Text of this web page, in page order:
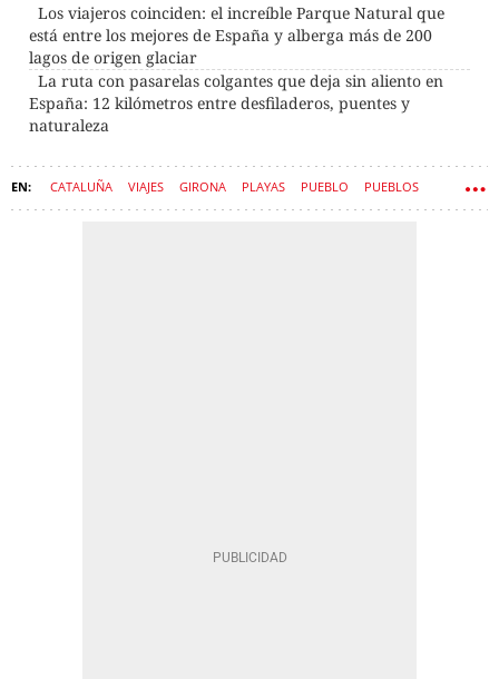
Los viajeros coinciden: el increíble Parque Natural que
está entre los mejores de España y alberga más de 200
lagos de origen glaciar
La ruta con pasarelas colgantes que deja sin aliento en
España: 12 kilómetros entre desfiladeros, puentes y
naturaleza
CATALUÑA VIAJES GIRONA PLAYAS PUEBLO PUEBLOS